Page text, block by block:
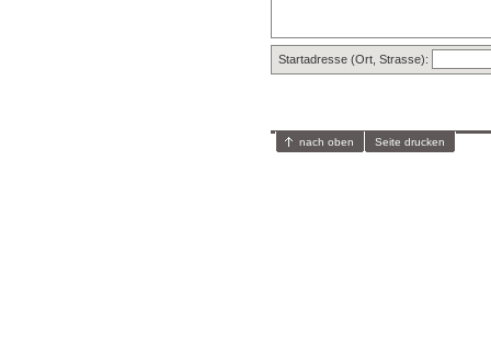
Startadresse (Ort, Strasse):
nach oben Seite drucken